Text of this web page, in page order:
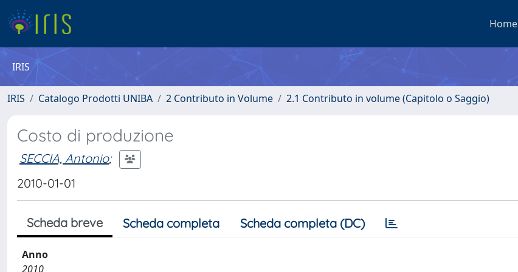
Home
IRIS
IRIS Catalogo Prodotti UNIBA 2 Contributo in Volume 2.1 Contributo in volume (Capitolo o Saggio)
Costo di produzione
SECCIA, Antonio;
2010-01-01
Scheda breve Scheda completa Scheda completa (DC)
Anno
2010